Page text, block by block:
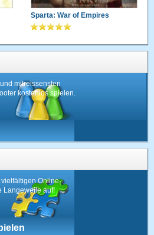
Sparta: War of Empires
mitreissensten
kostenlos spielen.
Online-
Langeweile auf!